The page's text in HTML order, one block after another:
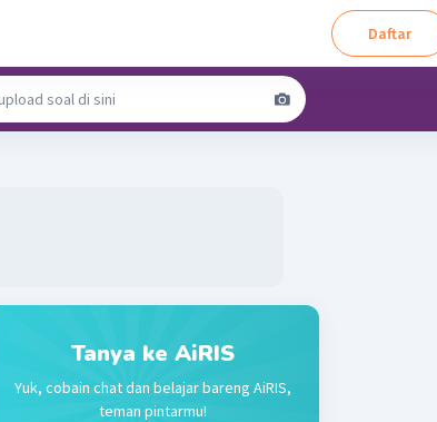
Daftar
Tanya ke AiRIS
Yuk, cobain chat dan belajar bareng AiRIS,
teman pintarmu!